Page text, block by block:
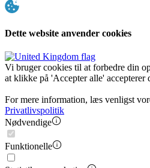
Dette website anvender cookies
Vi bruger cookies til at forbedre din
at klikke på 'Accepter alle' accepterer
For mere information, læs venligst
Privatlivspolitik
Nødvendige
Funktionelle